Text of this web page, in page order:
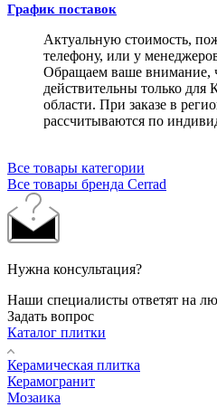
График поставок
Актуальную стоимость,
телефону, или у
Обращаем ваше внимание,
действительны только для
области. При заказе в
рассчитываются по
Все товары категории
Все товары бренда Cerrad
Нужна консультация?
Наши специалисты ответят на
Задать вопрос
Каталог плитки
Керамическая плитка
Керамогранит
Мозаика